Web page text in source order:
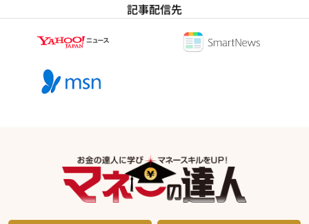
記事配信先